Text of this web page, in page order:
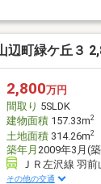
・カギ交換・TVド
検・アスベスト
【外部】外壁塗装
【注文住宅】や【
がお客様の住ま
学のご予約・お問
辺町緑ケ丘３
2,800万円
間取り 5SLDK
建物面積157.33m2
土地面積314.26m2
築年月 2009年3月(
ＪＲ左沢線 羽
その他の交通